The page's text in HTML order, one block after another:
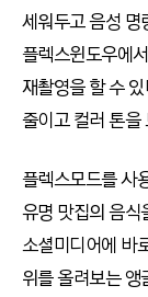
세워두고 음성 명
플렉스윈도우에
재촬영을 할 수
줄이고 컬러 톤을
플렉스모드를 사
유명 맛집의 음식
소셜미디어에 바
위를 올려보는 앵